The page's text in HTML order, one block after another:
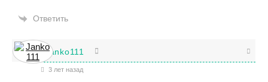
Ответить
Janko111
3 лет назад